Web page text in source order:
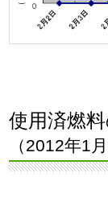
使用済燃
（2012年1